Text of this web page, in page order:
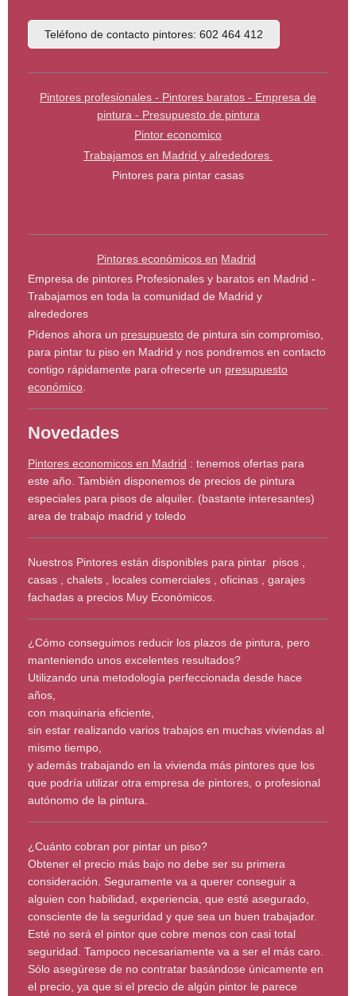
Teléfono de contacto pintores: 602 464 412
Pintores profesionales - Pintores baratos - Empresa de
pintura - Presupuesto de pintura
Pintor economico
Trabajamos en Madrid y alrededores
Pintores para pintar casas
Pintores económicos en Madrid
Empresa de pintores Profesionales y baratos en Madrid -
Trabajamos en toda la comunidad de Madrid y
alrededores
Pídenos ahora un presupuesto de pintura sin compromiso,
para pintar tu piso en Madrid y nos pondremos en contacto
contigo rápidamente para ofrecerte un presupuesto
económico
Novedades
Pintores economicos en Madrid : tenemos ofertas para
este año. También disponemos de precios de pintura
especiales para pisos de alquiler. (bastante interesantes)
area de trabajo madrid y toledo
Nuestros Pintores están disponibles para pintar pisos ,
casas , chalets , locales comerciales , oficinas , garajes
fachadas a precios Muy Económicos.
¿Cómo conseguimos reducir los plazos de pintura, pero
manteniendo unos excelentes resultados?
Utilizando una metodología perfeccionada desde hace
años,
con maquinaria eficiente,
sin estar realizando varios trabajos en muchas viviendas al
mismo tiempo,
y además trabajando en la vivienda más pintores que los
que podría utilizar otra empresa de pintores, o profesional
autónomo de la pintura.
¿Cuánto cobran por pintar un piso?
Obtener el precio más bajo no debe ser su primera
consideración. Seguramente va a querer conseguir a
alguien con habilidad, experiencia, que esté asegurado,
consciente de la seguridad y que sea un buen trabajador.
Esté no será el pintor que cobre menos con casi total
seguridad. Tampoco necesariamente va a ser el más caro.
Sólo asegúrese de no contratar basándose únicamente en
el precio, ya que si el precio de algún pintor le parece